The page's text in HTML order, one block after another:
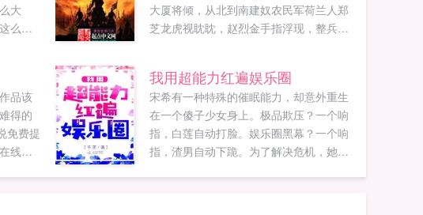
大
么念
大厦将倾，从北到南建奴农民军荷兰人郑
芝龙虎视眈眈，赵烈金手指浮现，整兵修
川幕府安定四方，拱卫天皇，藐视大明，
这怎么行，定要亲善弱小，祸乱九州，夺
取北海道，肢解倭国...
品该
得的
免费提
线阅
我用超能力红遍娱乐圈
宋希有一种特殊的催眠能力，却意外重生
在一个傻子少女身上。极品欺压？一个响
指，白莲自动打脸。娱乐圈黑幕？一个响
指，渣男自动下跪。为了解决危机，她冒